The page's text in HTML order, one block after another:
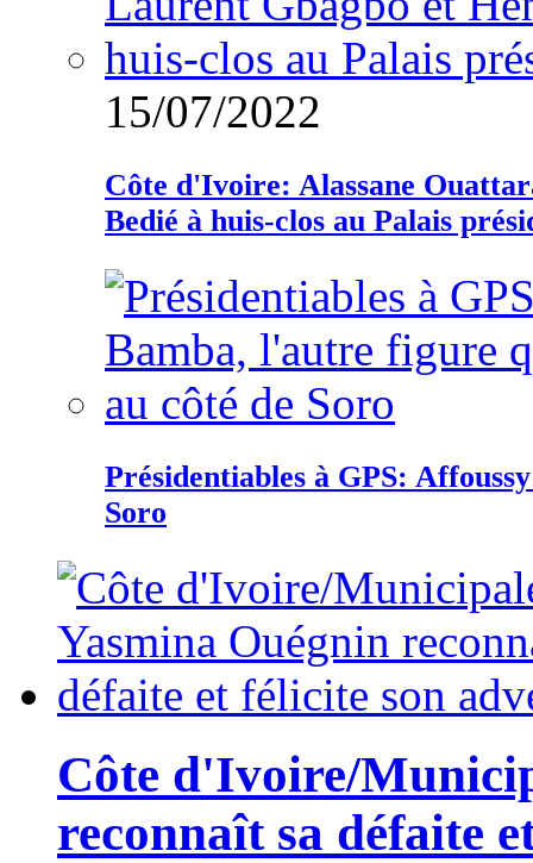
15/07/2022
Côte d'Ivoire: Alassane
Bedié à huis-clos au Palais
Présidentiables à GPS:
Soro
Côte d'Ivoire/
reconnaît sa défaite